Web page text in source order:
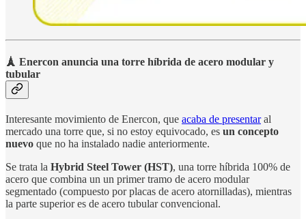
🗼 Enercon anuncia una torre híbrida de acero modular y
tubular
Interesante movimiento de Enercon, que acaba de presentaral
mercado una torre que, si no estoy equivocado, es un concepto
nuevo que no ha instalado nadie anteriormente.
Se trata la Hybrid Steel Tower (HST), una torre híbrida 100% de
acero que combina un un primer tramo de acero modular
segmentado (compuesto por placas de acero atornilladas), mientras
la parte superior es de acero tubular convencional.